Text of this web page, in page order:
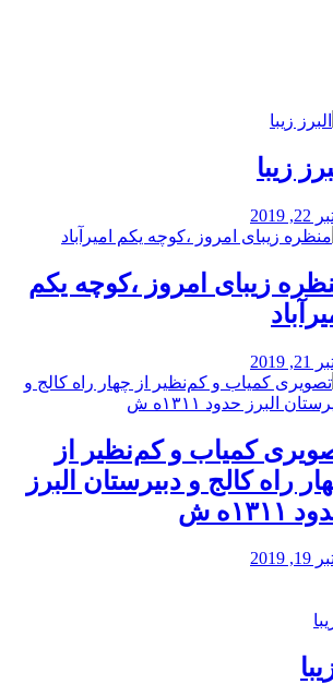
زیبا
2019
زیبای امروز ،کوچه یکم
2019
کمیاب و کم‌نظیر از
راه كالج و دبيرستان البرز
۱۳۱۱ه ش
2019